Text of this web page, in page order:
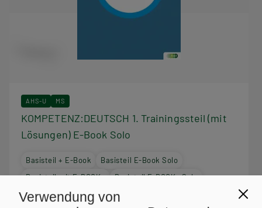
AHS-U MS
KOMPETENZ:DEUTSCH 1. Trainingssteil (mit
Lösungen) E-Book Solo
Basisteil + E-Book
Basisteil E-Book Solo
Basisteil mit E-BOOK+
Basisteil E-BOOK+ Solo
Trainingsteil + E-Book
Trainingsteil E-Book Solo
Verwendung von